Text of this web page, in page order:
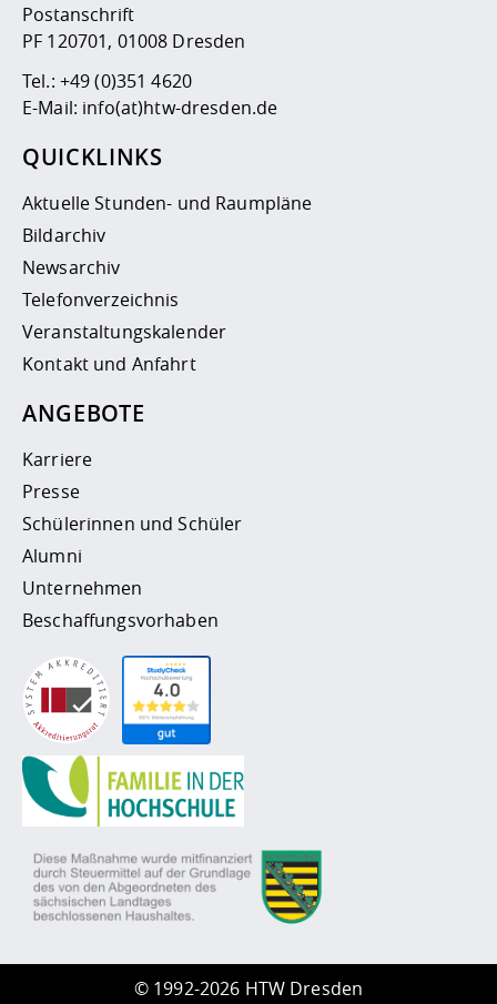
Postanschrift
PF 120701, 01008 Dresden
Tel.: +49 (0)351 4620
E-Mail: info(at)htw-dresden.de
QUICKLINKS
Aktuelle Stunden- und Raumpläne
Bildarchiv
Newsarchiv
Telefonverzeichnis
Veranstaltungskalender
Kontakt und Anfahrt
ANGEBOTE
Karriere
Presse
Schülerinnen und Schüler
Alumni
Unternehmen
Beschaffungsvorhaben
© 1992-2026 HTW Dresden